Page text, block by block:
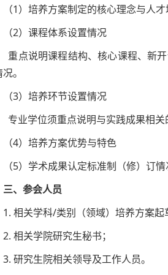
（1）培养方案制定的核心理念与人
（2）课程体系设置情况
重点说明课程结构、核心课程、新
。
（3）培养环节设置情况
专业学位须重点说明与实践成果相关
（4）培养方案优势与特色
（5）学术成果认定标准制（修）订
三、参会人员
1. 相关学科/类别（领域）培养方案起
2. 相关学院研究生秘书；
3. 研究生院相关领导及工作人员。